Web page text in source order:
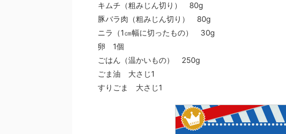
キムチ（粗みじん切り） 80g
豚バラ肉（粗みじん切り） 80g
ニラ（1㎝幅に切ったもの） 30g
卵 1個
ごはん（温かいもの） 250g
ごま油 大さじ1
すりごま 大さじ1